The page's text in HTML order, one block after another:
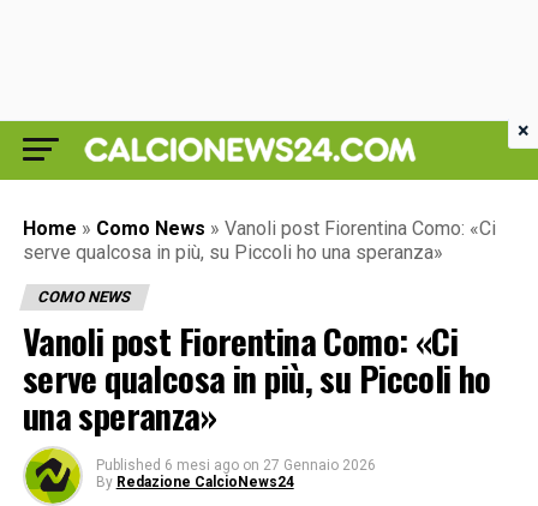
Home » Como News » Vanoli post Fiorentina Como: «Ci
serve qualcosa in più, su Piccoli ho una speranza»
COMO NEWS
Vanoli post Fiorentina Como: «Ci
serve qualcosa in più, su Piccoli ho
una speranza»
Published 6 mesi ago on 27 Gennaio 2026
By Redazione CalcioNews24
×